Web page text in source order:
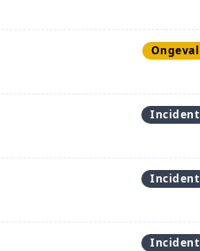
Ongeval
Incident
Incident
Incident